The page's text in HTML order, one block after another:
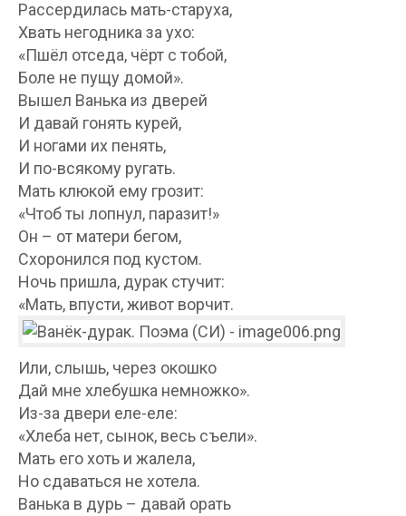
Рассердилась мать-старуха,
Хвать негодника за ухо:
«Пшёл отседа, чёрт с тобой,
Боле не пущу домой».
Вышел Ванька из дверей
И давай гонять курей,
И ногами их пенять,
И по-всякому ругать.
Мать клюкой ему грозит:
«Чтоб ты лопнул, паразит!»
Он – от матери бегом,
Схоронился под кустом.
Ночь пришла, дурак стучит:
«Мать, впусти, живот ворчит.
Или, слышь, через окошко
Дай мне хлебушка немножко».
Из-за двери еле-еле:
«Хлеба нет, сынок, весь съели».
Мать его хоть и жалела,
Но сдаваться не хотела.
Ванька в дурь – давай орать